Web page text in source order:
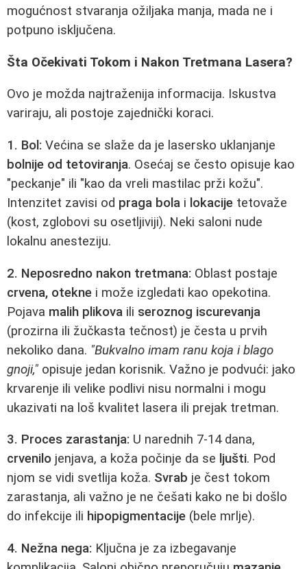
mogućnost stvaranja ožiljaka manja, mada ne i
potpuno isključena.
Šta Očekivati Tokom i Nakon Tretmana Lasera?
Ovo je možda najtraženija informacija. Iskustva
variraju, ali postoje zajednički koraci.
1. Bol: Većina se slaže da je lasersko uklanjanje
bolnije od tetoviranja. Osećaj se često opisuje kao
"peckanje" ili "kao da vreli mastilac prži kožu".
Intenzitet zavisi od praga bola i lokacije tetovaže
(kost, zglobovi su osetljiviji). Neki saloni nude
lokalnu anesteziju.
2. Neposredno nakon tretmana: Oblast postaje
crvena, otekne i može izgledati kao opekotina.
Pojava malih plikova ili seroznog iscurevanja
(prozirna ili žučkasta tečnost) je česta u prvih
nekoliko dana. "Bukvalno imam ranu koja i blago
gnoji," opisuje jedan korisnik. Važno je podvući: jako
krvarenje ili velike podlivi nisu normalni i mogu
ukazivati na loš kvalitet lasera ili prejak tretman.
3. Proces zarastanja: U narednih 7-14 dana,
crvenilo jenjava, a koža počinje da se ljušti. Pod
njom se vidi svetlija koža. Svrab je čest tokom
zarastanja, ali važno je ne češati kako ne bi došlo
do infekcije ili hipopigmentacije (bele mrlje).
4. Nežna negа: Ključna je za izbegavanje